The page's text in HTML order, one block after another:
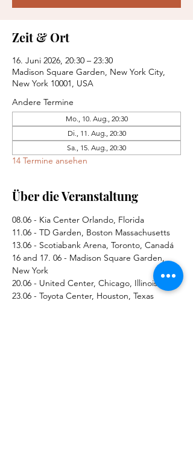
Zeit & Ort
16. Juni 2026, 20:30 – 23:30
Madison Square Garden, New York City,
New York 10001, USA
Andere Termine
Mo., 10. Aug., 20:30
Di., 11. Aug., 20:30
Sa., 15. Aug., 20:30
14 Termine ansehen
Über die Veranstaltung
08.06 - Kia Center Orlando, Florida
11.06 - TD Garden, Boston Massachusetts
13.06 - Scotiabank Arena, Toronto, Canadá
16 and 17. 06 - Madison Square Garden,
New York
20.06 - United Center, Chicago, Illinois
23.06 - Toyota Center, Houston, Texas